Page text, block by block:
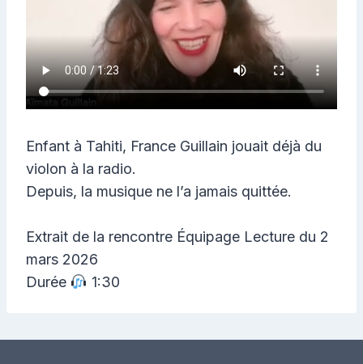
Enfant à Tahiti, France Guillain jouait déjà du
violon à la radio.
Depuis, la musique ne l’a jamais quittée.
Extrait de la rencontre Équipage Lecture du 2
mars 2026
Durée
1:30